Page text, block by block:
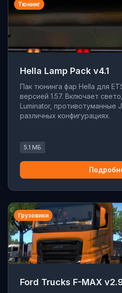
Тюнинг
Hella Lamp Pack v4.1
Пак тюнинга фар Hella для
версией 1.57. Включает
Luminator, противотуманные
различных конфигурациях.
5.1 МБ
Грузовики
Ford Trucks F-MAX